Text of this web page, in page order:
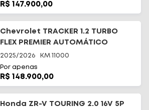
R$ 147.900,00
Chevrolet TRACKER 1.2 TURBO
FLEX PREMIER AUTOMÁTICO
2025/2026 KM 11000
Por apenas
R$ 148.900,00
Honda ZR-V TOURING 2.0 16V 5P